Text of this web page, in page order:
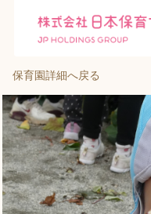
施設を探す
保育園詳細へ戻る